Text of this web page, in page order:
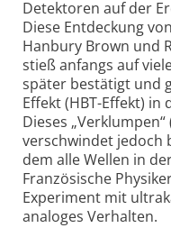
Detektoren auf der
Diese Entdeckung
Hanbury Brown und
stieß anfangs auf
später bestätigt und
Effekt (HBT-Effekt) in
Dieses
verschwindet jedoch
dem alle Wellen in
Französische
Experiment mit
analoges Verhalten.